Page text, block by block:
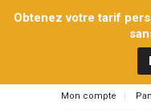
Obtenez votre tarif
Mon compte